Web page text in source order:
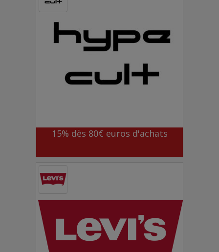
15% dès 80€ euros d'achats